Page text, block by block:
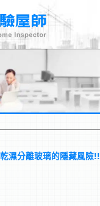
濕分離玻璃的隱藏風險!!